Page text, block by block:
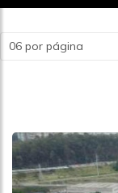
06 por página